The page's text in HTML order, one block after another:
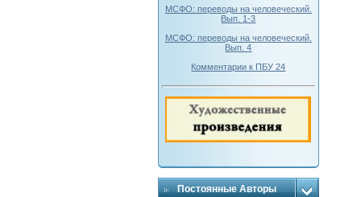
МСФО: переводы на человеческий.
Вып. 1-3
МСФО: переводы на человеческий.
Вып. 4
Комментарии к ПБУ 24
Постоянные Авторы